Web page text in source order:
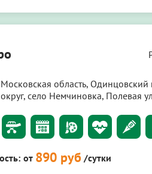
Московская область, Одинцовский
округ, село Немчиновка, Полевая
от 890 руб /сутки